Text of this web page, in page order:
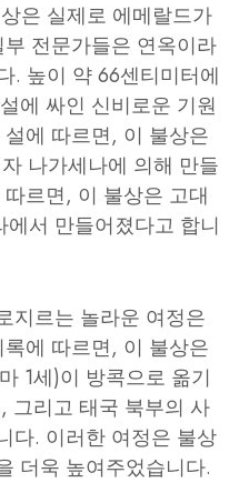
은 실제로 에메랄드가
전문가들은 연옥이라
. 높이 약 66센티미터에
에 싸인 신비로운 기원
에 따르면, 이 불상은
나가세나에 의해 만들
르면, 이 불상은 고대
서 만들어졌다고 합니
지르는 놀라운 여정은
에 따르면, 이 불상은
1세)이 방콕으로 옮기
그리고 태국 북부의 사
다. 이러한 여정은 불상
더욱 높여주었습니다.